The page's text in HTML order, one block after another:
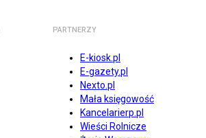
PARTNERZY
E-kiosk.pl
E-gazety.pl
Nexto.pl
Mała księgowość
Kancelarierp.pl
Wieści Rolnicze